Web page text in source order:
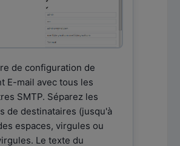
de configuration de
E-mail avec tous les
SMTP. Séparez les
de destinataires (jusqu'à
espaces, virgules ou
Le texte du